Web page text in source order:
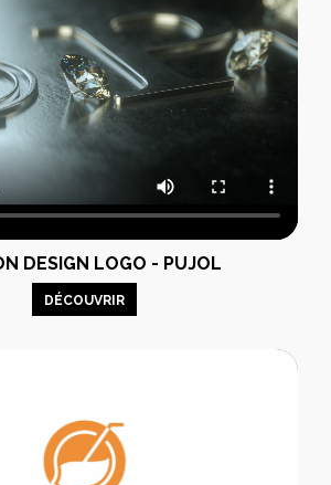
DESIGN LOGO - PUJOL
DÉCOUVRIR